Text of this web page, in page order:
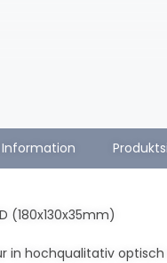
(180x130x35mm)
in hochqualitativ